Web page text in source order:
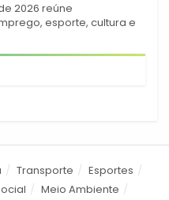
2026 reúne
esporte, cultura e
Transporte
Esportes
Meio Ambiente